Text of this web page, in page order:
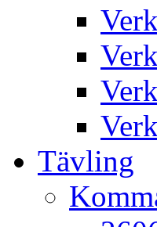
Tävling